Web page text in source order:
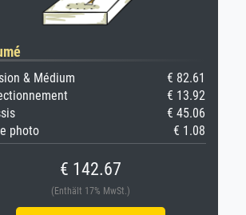
& Médium
€ 82.61
€ 13.92
€ 45.06
photo
€ 1.08
€ 142.67
(Enthält 17% MwSt.)